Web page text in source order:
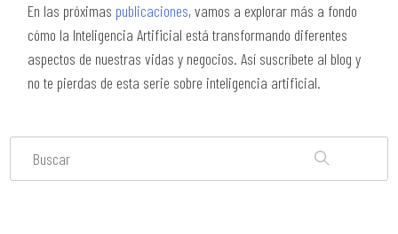
En las próximas publicaciones, vamos a explorar más a fondo
cómo la Inteligencia Artificial está transformando diferentes
aspectos de nuestras vidas y negocios. Así suscríbete al blog y
no te pierdas de esta serie sobre inteligencia artificial.